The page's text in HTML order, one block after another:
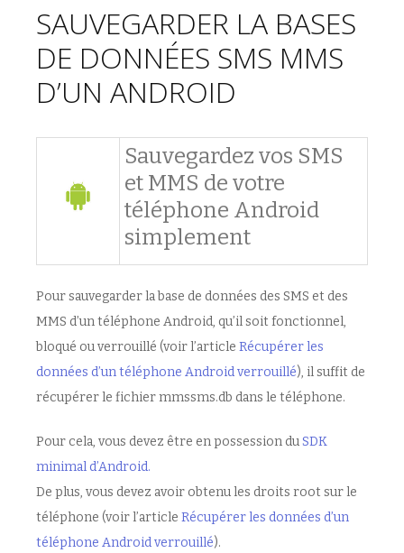
SAUVEGARDER LA BASES
DE DONNÉES SMS MMS
D’UN ANDROID
Sauvegardez vos SMS
et MMS de votre
téléphone Android
simplement
Pour sauvegarder la base de données des SMS et des
MMS d’un téléphone Android, qu’il soit fonctionnel,
bloqué ou verrouillé (voir l’article Récupérer les
données d’un téléphone Android verrouillé), il suffit de
récupérer le fichier mmssms.db dans le téléphone.
Pour cela, vous devez être en possession duSDK
minimal d’Android.
De plus, vous devez avoir obtenu les droits root sur le
téléphone (voir l’article Récupérer les données d’un
téléphone Android verrouillé).